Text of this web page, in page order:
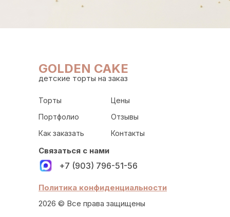
Контакты
Отзывы
Цены
Как заказать
Портфолио
Торты
Политика конфиденциальности
2026 © Все права защищены
+7 (903) 796-51-56
Связаться с нами
GOLDEN CAKE
детские торты на заказ